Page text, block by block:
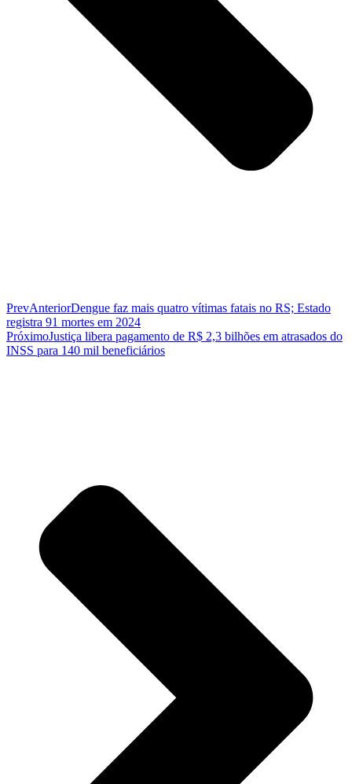
PrevAnteriorDengue faz mais quatro vítimas fatais no RS; Estado
registra 91 mortes em 2024
PróximoJustiça libera pagamento de R$ 2,3 bilhões em atrasados do
INSS para 140 mil beneficiários